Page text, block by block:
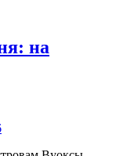
на